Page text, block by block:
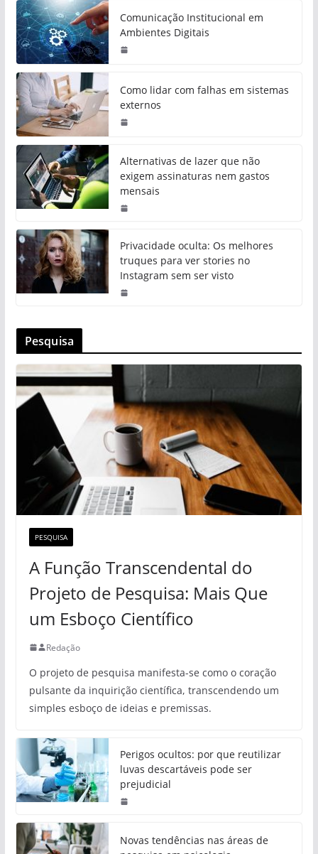
Comunicação Institucional em
Ambientes Digitais
Como lidar com falhas em sistemas
externos
Alternativas de lazer que não
exigem assinaturas nem gastos
mensais
Privacidade oculta: Os melhores
truques para ver stories no
Instagram sem ser visto
Pesquisa
PESQUISA
A Função Transcendental do
Projeto de Pesquisa: Mais Que
um Esboço Científico
Redação
O projeto de pesquisa manifesta-se como o coração
pulsante da inquirição científica, transcendendo um
simples esboço de ideias e premissas.
Perigos ocultos: por que reutilizar
luvas descartáveis pode ser
prejudicial
Novas tendências nas áreas de